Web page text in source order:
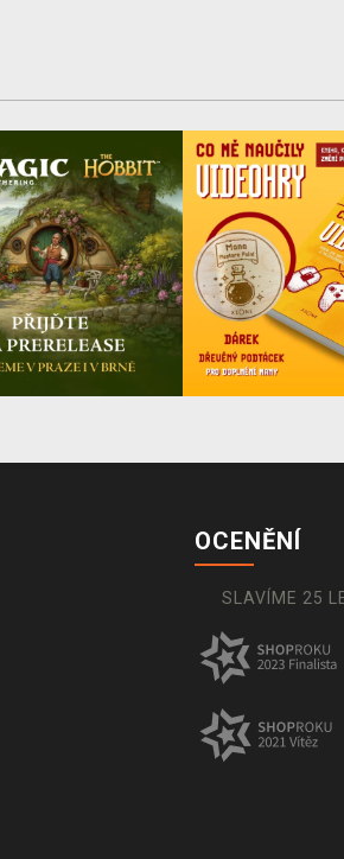
OCENĚNÍ
SLAVÍME 25